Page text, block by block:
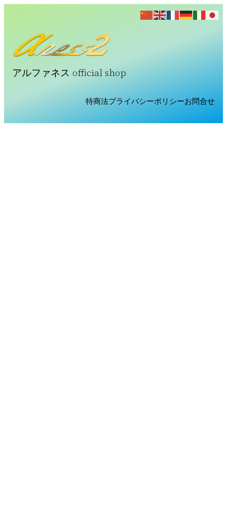
アルファネス official shop
特商法プライバシーポリシーお問合せ